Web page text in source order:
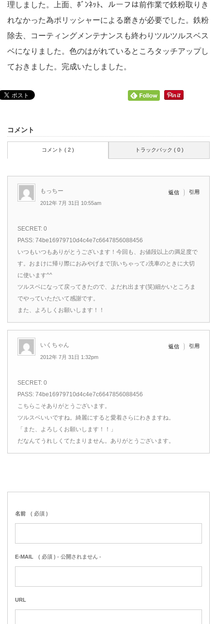
理しました。上面、ﾎﾞﾝﾈｯﾄ、ルーフは前作業で鉄粉取りき
れなかった為ポリッシャーによる磨きが必要でした。鉄粉
除去、コーティングメンテナンスも終わりツルツルスベス
ベになりました。色のはがれているところタッチアップし
ておきました。完成いたしました。
コメント
コメント ( 2 ) トラックバック ( 0 )
もっちー
2012年 7月 31日 10:55am
返信 引用
SECRET: 0
PASS: 74be16979710d4c4e7c6647856088456
いつもいつもありがとうございます！今回も、お値段以上の満足度で
す。おまけに帰り際におみやげまで頂いちゃって♪洗車のときに大切
に使います^^
ツルスベになって戻ってきたので、よだれ出ます(笑)細かいところま
でやっていただいて感謝です。
また、よろしくお願いします！！
いくちゃん
2012年 7月 31日 1:32pm
返信 引用
SECRET: 0
PASS: 74be16979710d4c4e7c6647856088456
こちらこそありがとうございます。
ツルスベいいですね。綺麗にすると愛着さらにわきますね。
「また、よろしくお願いします！！」
だなんてうれしくてたまりません。ありがとうございます。
名前 ( 必須 )
E-MAIL ( 必須 ) - 公開されません -
URL